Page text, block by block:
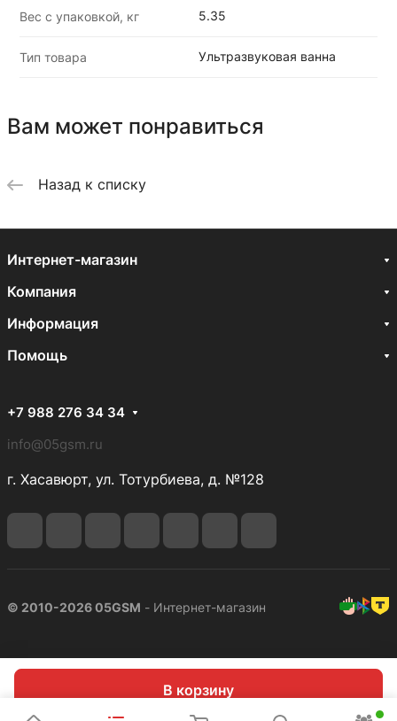
В корзину
Вес с упаковкой, кг 5.35
Тип товара Ультразвуковая ванна
Вам может понравиться
Назад к списку
Интернет-магазин
Компания
Информация
Помощь
+7 988 276 34 34
info@05gsm.ru
г. Хасавюрт, ул. Тотурбиева, д. №128
© 2010-2026 05GSM - Интернет-магазин